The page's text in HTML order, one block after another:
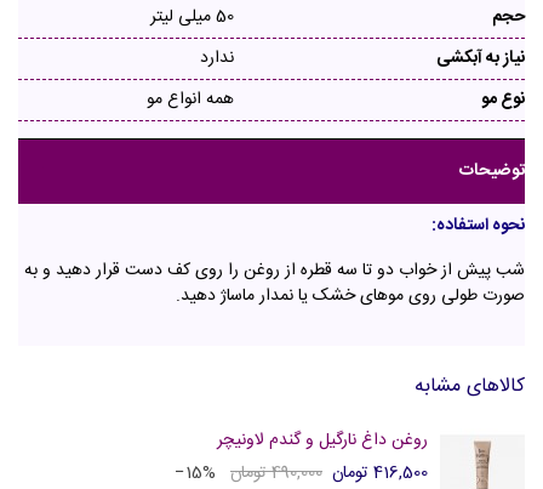
حجم
50 میلی لیتر
نیاز به آبکشی
ندارد
نوع مو
همه انواع مو
توضیحات
نحوه استفاده:
شب پیش از خواب دو تا سه قطره از روغن را روی کف دست قرار دهید و به
صورت طولی روی موهای خشک یا نمدار ماساژ دهید.
کالاهای مشابه
روغن داغ نارگیل و گندم لاونیچر
416,500 تومان
490,000 تومان ‎−15%